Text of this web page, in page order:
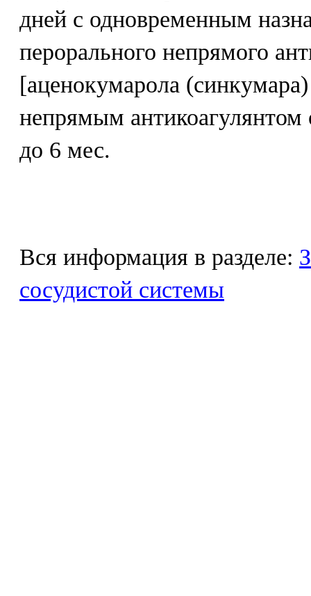
дней с одновременным
перорального непрямого
[аценокумарола
непрямым
до 6 мес.
Вся информация в разделе:
сосудистой системы